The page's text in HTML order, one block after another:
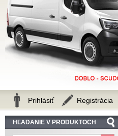
HĽADANIE V PRODUKTOCH
Prihlásiť Registrácia